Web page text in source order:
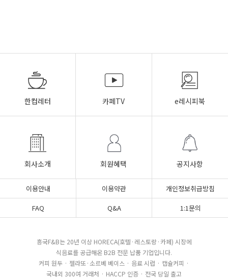
한컵레터 카페TV e레시피북
회사소개 회원혜택 공지사항
이용안내 이용약관
개인정보취급방침
FAQ
Q&A 1:1문의
흥국F&B는 20년 이상 HORECA(호텔·레스토랑·카페) 시장에
식음료를 공급해온 B2B 전문 납품 기업입니다.
커피 원두 · 젤라또·소르베 베이스 · 음료 시럽 · 캡슐커피 ·
국내외 300여 거래처 · HACCP 인증 · 전국 당일 출고